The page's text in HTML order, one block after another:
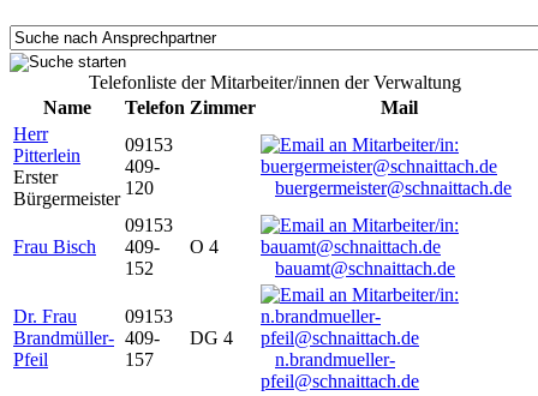
Telefonliste der Mitarbeiter/innen der Verwaltung
Name
Telefon Zimmer
Mail
Herr
Pitterlein
Erster
Bürgermeister
09153
409-
120
buergermeister@schnaittach.de
Frau Bisch
09153
409-
152
O 4
bauamt@schnaittach.de
Dr. Frau
Brandmüller-
Pfeil
09153
409-
157
DG 4
n.brandmueller-
pfeil@schnaittach.de